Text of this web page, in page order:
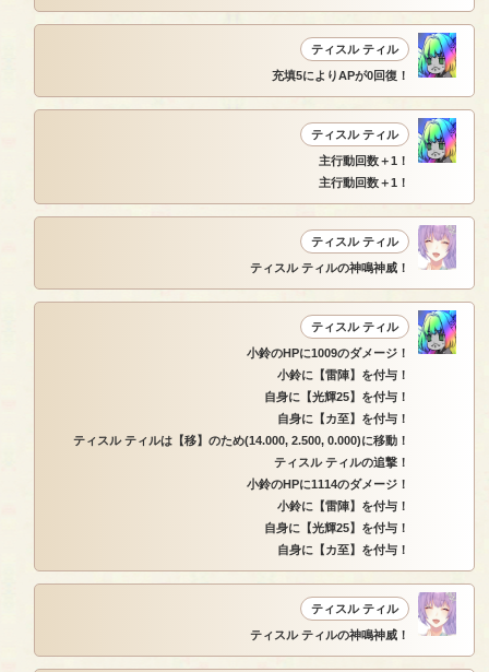
ティスル ティル
充填5によりAPが0回復！
ティスル ティル
主行動回数＋1！
主行動回数＋1！
ティスル ティル
ティスル ティルの神鳴神威！
ティスル ティル
小鈴のHPに1009のダメージ！
小鈴に【雷陣】を付与！
自身に【光輝25】を付与！
自身に【カ至】を付与！
ティスル ティルは【移】のため(14.000, 2.500, 0.000)に移動！
ティスル ティルの追撃！
小鈴のHPに1114のダメージ！
小鈴に【雷陣】を付与！
自身に【光輝25】を付与！
自身に【カ至】を付与！
ティスル ティル
ティスル ティルの神鳴神威！